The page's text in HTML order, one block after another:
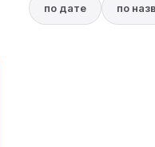
по дате по